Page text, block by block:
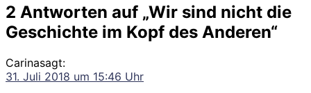
2 Antworten auf „Wir sind nicht die
Geschichte im Kopf des Anderen“
Carinasagt:
31. Juli 2018 um 15:46 Uhr